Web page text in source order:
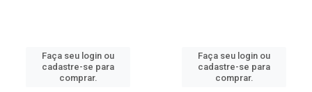
Faça seu login ou
cadastre-se para
comprar.
Faça seu login ou
cadastre-se para
comprar.